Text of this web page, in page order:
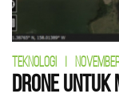
TEKNOLOGI
Drone untuk